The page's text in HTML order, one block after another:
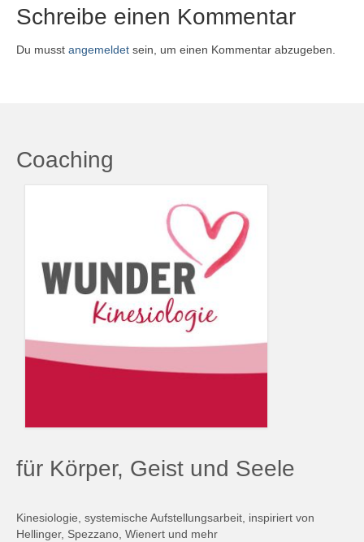
Schreibe einen Kommentar
Du musst angemeldet sein, um einen Kommentar abzugeben.
Coaching
für Körper, Geist und Seele
Kinesiologie, systemische Aufstellungsarbeit, inspiriert von
Hellinger, Spezzano, Wienert und mehr